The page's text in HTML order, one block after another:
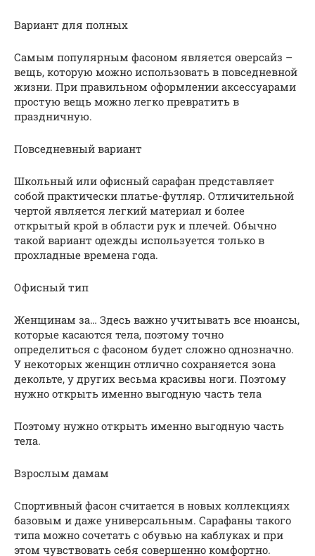
Вариант для полных
Самым популярным фасоном является оверсайз –
вещь, которую можно использовать в повседневной
жизни. При правильном оформлении аксессуарами
простую вещь можно легко превратить в
праздничную.
Повседневный вариант
Школьный или офисный сарафан представляет
собой практически платье-футляр. Отличительной
чертой является легкий материал и более
открытый крой в области рук и плечей. Обычно
такой вариант одежды используется только в
прохладные времена года.
Офисный тип
Женщинам за… Здесь важно учитывать все нюансы,
которые касаются тела, поэтому точно
определиться с фасоном будет сложно однозначно.
У некоторых женщин отлично сохраняется зона
декольте, у других весьма красивы ноги. Поэтому
нужно открыть именно выгодную часть тела
Поэтому нужно открыть именно выгодную часть
тела.
Взрослым дамам
Спортивный фасон считается в новых коллекциях
базовым и даже универсальным. Сарафаны такого
типа можно сочетать с обувью на каблуках и при
этом чувствовать себя совершенно комфортно.